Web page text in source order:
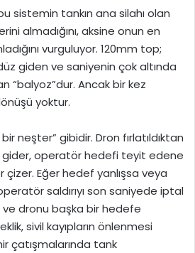
sistemin tankın ana silahı olan
almadığını, aksine onun en
vurguluyor. 120mm top;
giden ve saniyenin çok altında
“balyoz”dur. Ancak bir kez
yoktur.
neşter” gibidir. Dron fırlatıldıktan
operatör hedefi teyit edene
Eğer hedef yanlışsa veya
saldırıyı son saniyede iptal
dronu başka bir hedefe
sivil kayıpların önlenmesi
çatışmalarında tank